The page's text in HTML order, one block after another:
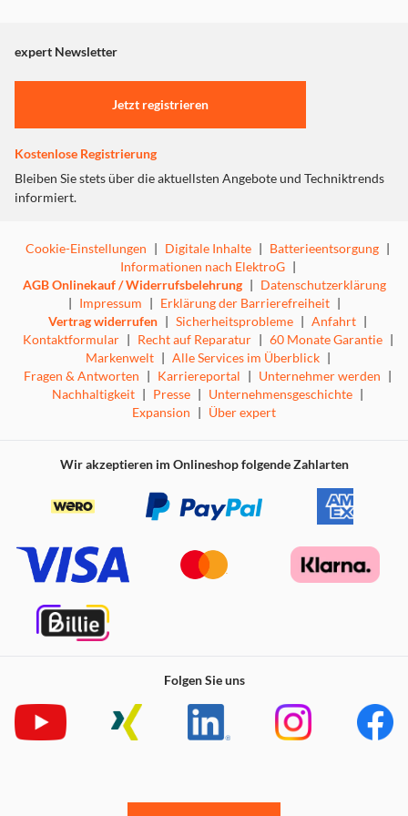
"Marketing".
Einstellungen anpassen
expert Newsletter
Jetzt registrieren
Kostenlose Registrierung
Bleiben Sie stets über die aktuellsten Angebote und Techniktrends
informiert.
Cookie-Einstellungen | Digitale Inhalte | Batterieentsorgung |
Informationen nach ElektroG |
AGB Onlinekauf / Widerrufsbelehrung | Datenschutzerklärung
| Impressum | Erklärung der Barrierefreiheit |
Vertrag widerrufen | Sicherheitsprobleme | Anfahrt |
Kontaktformular | Recht auf Reparatur | 60 Monate Garantie |
Markenwelt | Alle Services im Überblick |
Fragen & Antworten | Karriereportal | Unternehmer werden |
Nachhaltigkeit | Presse | Unternehmensgeschichte |
Expansion | Über expert
Wir akzeptieren im Onlineshop folgende Zahlarten
Folgen Sie uns